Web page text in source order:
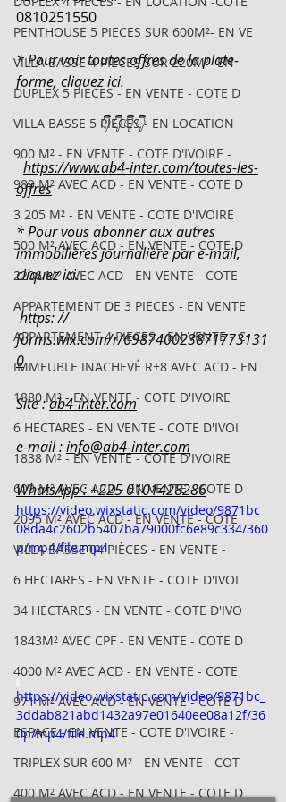
PENTHOUSE 5 PIECES SUR 600M²- EN VE
VILLA BASSE 4 PIECES SUR 220M²- EN
DUPLEX 5 PIECES - EN VENTE - COTE D
VILLA BASSE 5 PIECES - EN LOCATION
900 M² - EN VENTE - COTE D'IVOIRE -
989 M² AVEC ACD - EN VENTE - COTE D
3 205 M² - EN VENTE - COTE D'IVOIRE
500 M² AVEC ACD - EN VENTE - COTE D
2206 M² AVEC ACD - EN VENTE - COTE
APPARTEMENT DE 3 PIECES - EN VENTE
APPARTEMENT 4 PIECES - EN VENTE - C
IMMEUBLE INACHEVÉ R+8 AVEC ACD - EN
1880 M² - EN VENTE - COTE D'IVOIRE
6 HECTARES - EN VENTE - COTE D'IVOI
1838 M² - EN VENTE - COTE D'IVOIRE
600 M² AVEC ACD - EN VENTE - COTE D
2095 M² AVEC ACD - EN VENTE - COTE
VILLA BASSE 04 PIÈCES - EN VENTE -
6 HECTARES - EN VENTE - COTE D'IVOI
34 HECTARES - EN VENTE - COTE D'IVO
1843M² AVEC CPF - EN VENTE - COTE D
4000 M² AVEC ACD - EN VENTE - COTE
971 M² AVEC ACD - EN VENTE - COTE D
ESPACE - EN VENTE - COTE D'IVOIRE -
TRIPLEX SUR 600 M² - EN VENTE - COT
400 M² AVEC ACD - EN VENTE - COTE D
0810251550
* Pour voir toutes offres de la plate-
forme, cliquez ici.
👇👇👇👇
https://www.ab4-inter.com/toutes-les-
offres
* Pour vous abonner aux autres
immobilières journalière par e-mail,
cliquez ici.
https: //
forms.wix.com/r/698740023871773131
0
Site : ab4-inter.com
e-mail : info@ab4-inter.com
WhatsApp : +225 0101428286
https://video.wixstatic.com/video/9871bc_
08da4c2602b5407ba79000fc6e89c334/360
p/mp4/file.mp4
https://video.wixstatic.com/video/9871bc_
3ddab821abd1432a97e01640ee08a12f/36
0p/mp4/file.mp4